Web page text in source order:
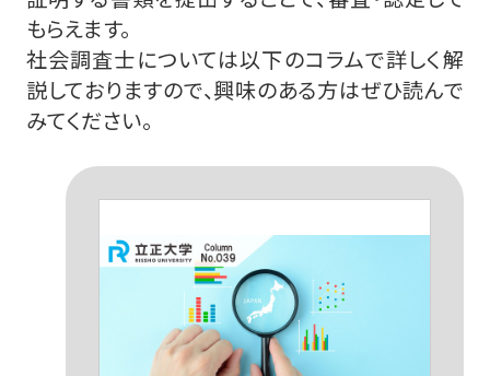
もらえます。
社会調査士については以下のコラムで詳しく解
説しておりますので、興味のある方はぜひ読んで
みてください。